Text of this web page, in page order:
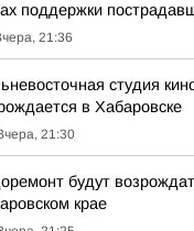
поддержки
21:36
студия
в Хабаровске
21:30
будут
крае